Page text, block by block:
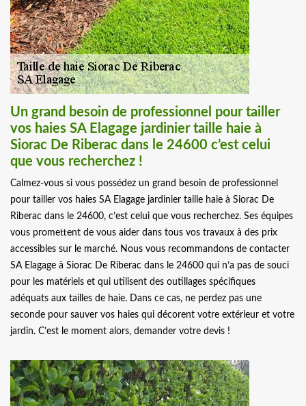
Un grand besoin de professionnel pour tailler
vos haies SA Elagage jardinier taille haie à
Siorac De Riberac dans le 24600 c’est celui
que vous recherchez !
Calmez-vous si vous possédez un grand besoin de professionnel
pour tailler vos haies SA Elagage jardinier taille haie à Siorac De
Riberac dans le 24600, c’est celui que vous recherchez. Ses équipes
vous promettent de vous aider dans tous vos travaux à des prix
accessibles sur le marché. Nous vous recommandons de contacter
SA Elagage à Siorac De Riberac dans le 24600 qui n’a pas de souci
pour les matériels et qui utilisent des outillages spécifiques
adéquats aux tailles de haie. Dans ce cas, ne perdez pas une
seconde pour sauver vos haies qui décorent votre extérieur et votre
jardin. C’est le moment alors, demander votre devis !